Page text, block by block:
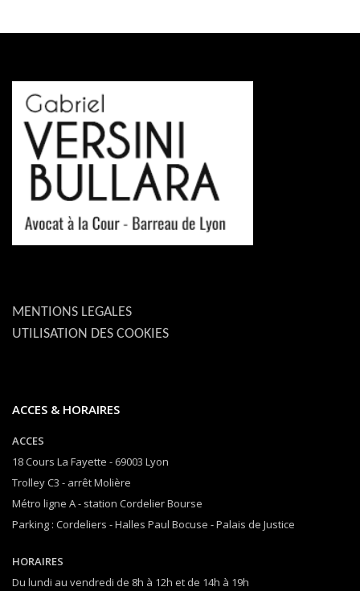
MENTIONS LEGALES
UTILISATION DES COOKIES
ACCES & HORAIRES
ACCES
18 Cours La Fayette - 69003 Lyon
Trolley C3 - arrêt Molière
Métro ligne A - station Cordelier Bourse
Parking : Cordeliers - Halles Paul Bocuse - Palais de Justice
HORAIRES
Du lundi au vendredi de 8h à 12h et de 14h à 19h